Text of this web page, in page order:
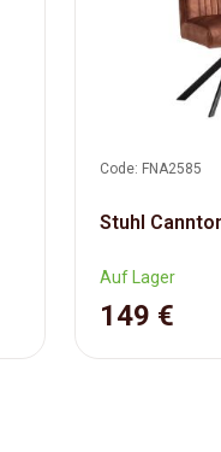
Code: FNA2585
Stuhl
Auf Lager
149 €